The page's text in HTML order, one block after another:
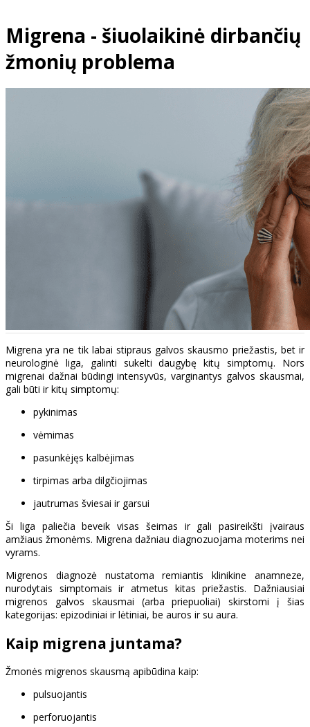
Migrena - šiuolaikinė dirbančių
žmonių problema
Migrena yra ne tik labai stipraus galvos skausmo priežastis, bet ir
neurologinė liga, galinti sukelti daugybę kitų simptomų. Nors
migrenai dažnai būdingi intensyvūs, varginantys galvos skausmai,
gali būti ir kitų simptomų:
pykinimas
vėmimas
pasunkėjęs kalbėjimas
tirpimas arba dilgčiojimas
jautrumas šviesai ir garsui
Ši liga paliečia beveik visas šeimas ir gali pasireikšti įvairaus
amžiaus žmonėms. Migrena dažniau diagnozuojama moterims nei
vyrams.
Migrenos diagnozė nustatoma remiantis klinikine anamneze,
nurodytais simptomais ir atmetus kitas priežastis. Dažniausiai
migrenos galvos skausmai (arba priepuoliai) skirstomi į šias
kategorijas: epizodiniai ir lėtiniai, be auros ir su aura.
Kaip migrena juntama?
Žmonės migrenos skausmą apibūdina kaip:
pulsuojantis
perforuojantis